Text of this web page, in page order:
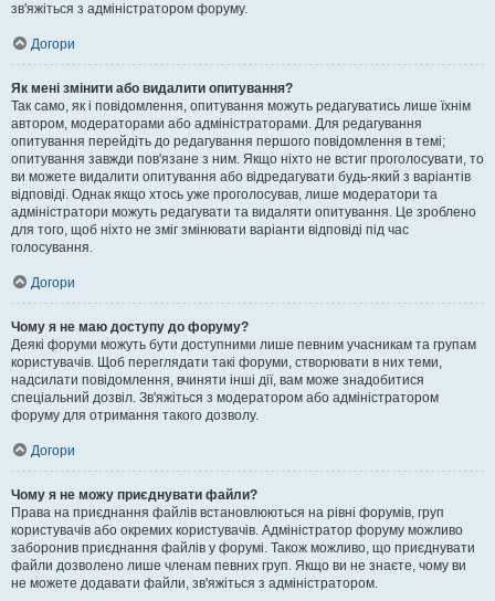
зв'яжіться з адміністратором форуму.
Догори
Як мені змінити або видалити опитування?
Так само, як і повідомлення, опитування можуть редагуватись лише їхнім
автором, модераторами або адміністраторами. Для редагування
опитування перейдіть до редагування першого повідомлення в темі;
опитування завжди пов'язане з ним. Якщо ніхто не встиг проголосувати, то
ви можете видалити опитування або відредагувати будь-який з варіантів
відповіді. Однак якщо хтось уже проголосував, лише модератори та
адміністратори можуть редагувати та видаляти опитування. Це зроблено
для того, щоб ніхто не зміг змінювати варіанти відповіді під час
голосування.
Догори
Чому я не маю доступу до форуму?
Деякі форуми можуть бути доступними лише певним учасникам та групам
користувачів. Щоб переглядати такі форуми, створювати в них теми,
надсилати повідомлення, вчиняти інші дії, вам може знадобитися
спеціальний дозвіл. Зв'яжіться з модератором або адміністратором
форуму для отримання такого дозволу.
Догори
Чому я не можу приєднувати файли?
Права на приєднання файлів встановлюються на рівні форумів, груп
користувачів або окремих користувачів. Адміністратор форуму можливо
заборонив приєднання файлів у форумі. Також можливо, що приєднувати
файли дозволено лише членам певних груп. Якщо ви не знаєте, чому ви
не можете додавати файли, зв'яжіться з адміністратором.